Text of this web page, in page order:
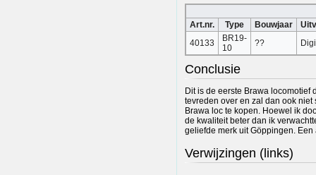
Art.nr. Type Bouwjaar
40133
BR19-
10
??
Conclusie
Dit is de eerste Brawa locomotief
tevreden over en zal dan ook
Brawa loc te kopen. Hoewel ik
de kwaliteit beter dan ik
geliefde merk uit Göppingen. Een
Verwijzingen (links)